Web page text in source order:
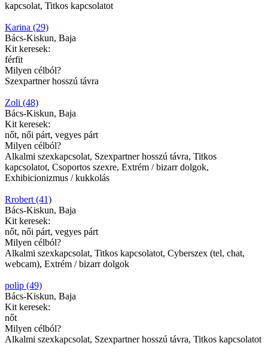
kapcsolat, Titkos kapcsolatot
Karina (29)
Bács-Kiskun, Baja
Kit keresek:
férfit
Milyen célból?
Szexpartner hosszú távra
Zoli (48)
Bács-Kiskun, Baja
Kit keresek:
nőt, női párt, vegyes párt
Milyen célból?
Alkalmi szexkapcsolat, Szexpartner hosszú távra, Titkos
kapcsolatot, Csoportos szexre, Extrém / bizarr dolgok,
Exhibicionizmus / kukkolás
Rrobert (41)
Bács-Kiskun, Baja
Kit keresek:
nőt, női párt, vegyes párt
Milyen célból?
Alkalmi szexkapcsolat, Titkos kapcsolatot, Cyberszex (tel, chat,
webcam), Extrém / bizarr dolgok
polip (49)
Bács-Kiskun, Baja
Kit keresek:
nőt
Milyen célból?
Alkalmi szexkapcsolat, Szexpartner hosszú távra, Titkos kapcsolatot